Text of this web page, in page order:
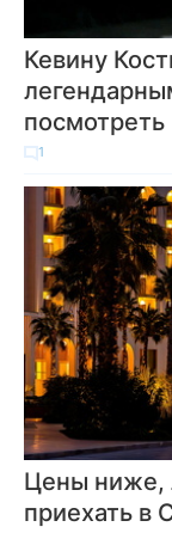
Кевину
посмотреть
1
Цены ниже,
приехать в